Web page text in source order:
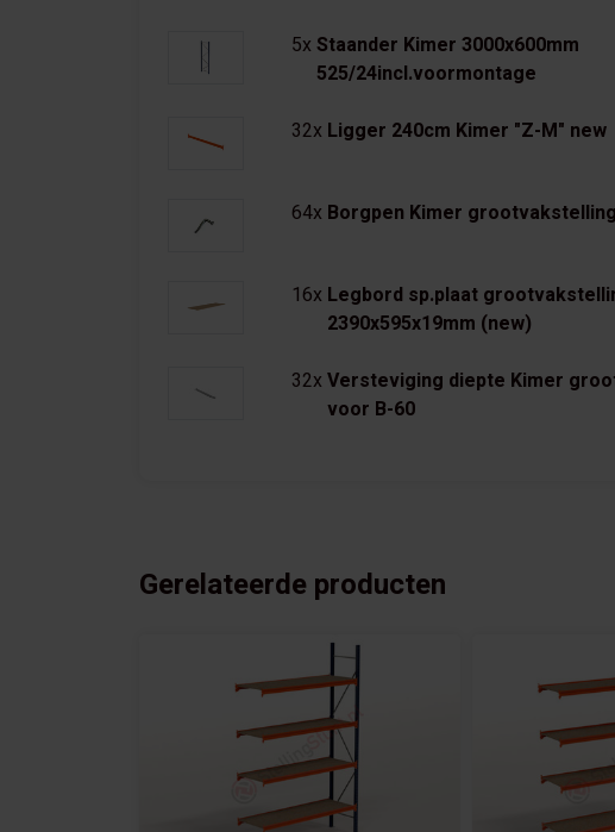
5x Staander Kimer 3000x600mm
525/24incl.voormontage
32x Ligger 240cm Kimer "Z-M" new
64x Borgpen Kimer
16x Legbord sp.plaat
2390x595x19mm (new)
32x Versteviging diepte Kimer
voor B-60
Gerelateerde producten